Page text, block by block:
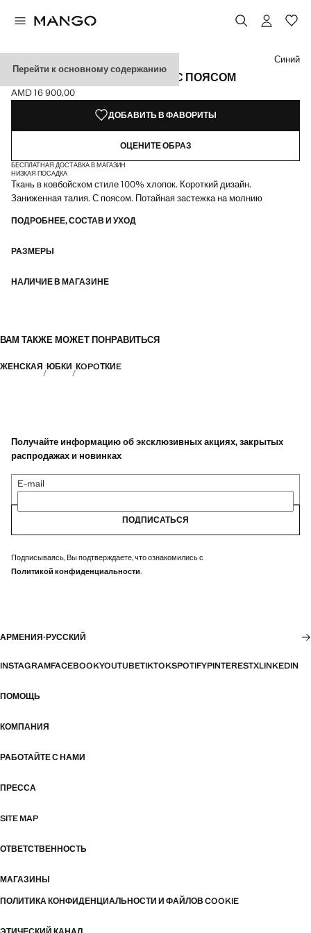
Перейти к основному содержанию
ДЖИНСОВАЯ ЮБКА-ШОРТЫ С ПОЯСОМ
Текущая цена [AMD 16 900,00 ]
AMD 16 900,00
Выберите цвет
Выбранный цвет: Синий
Синий
ДОБАВИТЬ В ФАВОРИТЫ
ОЦЕНИТЕ ОБРАЗ
БЕСПЛАТНАЯ ДОСТАВКА В МАГАЗИН
НИЗКАЯ ПОСАДКА
Ткань в ковбойском стиле 100% хлопок. Короткий дизайн.
Заниженная талия. С поясом. Потайная застежка на молнию
ПОДРОБНЕЕ, СОСТАВ И УХОД
РАЗМЕРЫ
НАЛИЧИЕ В МАГАЗИНЕ
ВАМ ТАКЖЕ МОЖЕТ ПОНРАВИТЬСЯ
ЖЕНСКАЯ ЮБКИ КOPOТКИE
Получайте информацию об эксклюзивных акциях, закрытых
распродажах и новинках
E-mail
ПОДПИСАТЬСЯ
Подписываясь, Вы подтверждаете, что ознакомились с
Политикой конфиденциальности.
АРМЕНИЯ·РУССКИЙ
INSTAGRAMFACEBOOKYOUTUBETIKTOKSPOTIFYPINTERESTXLINKEDIN
ПОМОЩЬ
КОМПАНИЯ
РАБОТАЙТЕ С НАМИ
ПРЕССА
SITE MAP
ОТВЕТСТВЕННОСТЬ
МАГАЗИНЫ
ПОЛИТИКА КОНФИДЕНЦИАЛЬНОСТИ И ФАЙЛОВ COOKIE